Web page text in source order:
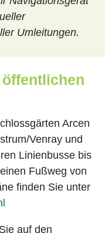
Umleitungen.
Arcen
Venray und
Linienbusse bis
Fußweg von
finden Sie unter
auf den